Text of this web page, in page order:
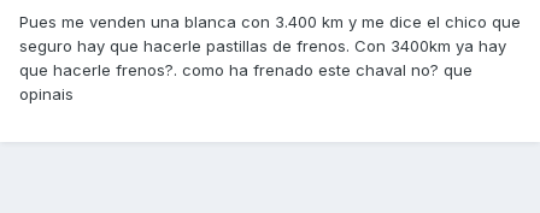
Pues me venden una blanca con 3.400 km y me dice el chico que
seguro hay que hacerle pastillas de frenos. Con 3400km ya hay
que hacerle frenos?. como ha frenado este chaval no? que
opinais